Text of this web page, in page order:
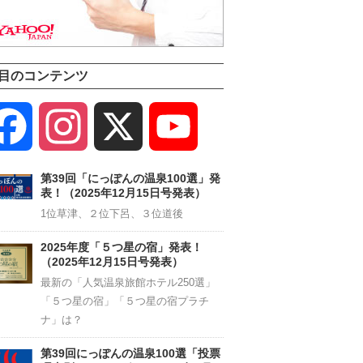
のコンテンツ
Facebook Instagram
Channel
第39回「にっぽんの温泉100選」発
表！（2025年12月15日号発表）
1位草津、２位下呂、３位道後
2025年度「５つ星の宿」発表！
（2025年12月15日号発表）
最新の「人気温泉旅館ホテル250選」
「５つ星の宿」「５つ星の宿プラチ
ナ」は？
第39回にっぽんの温泉100選「投票